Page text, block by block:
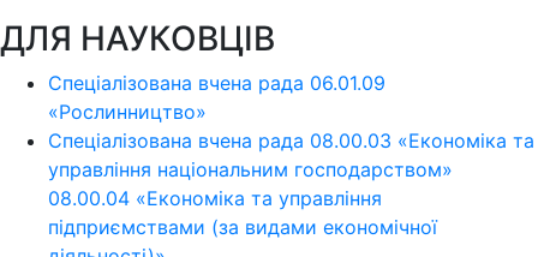
ДЛЯ НАУКОВЦІВ
Спеціалізована вчена рада 06.01.09
«Рослинництво»
Спеціалізована вчена рада 08.00.03 «Економіка та
управління національним господарством»
08.00.04 «Економіка та управління
підприємствами (за видами економічної